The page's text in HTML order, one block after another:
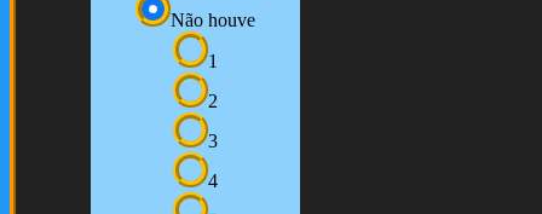
Não houve
1
2
3
4